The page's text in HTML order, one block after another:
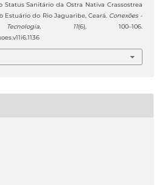
Status Sanitário da Ostra Nativa Crassostrea
Estuário do Rio Jaguaribe, Ceará.
Conexões -
, 11(6), 100–106.